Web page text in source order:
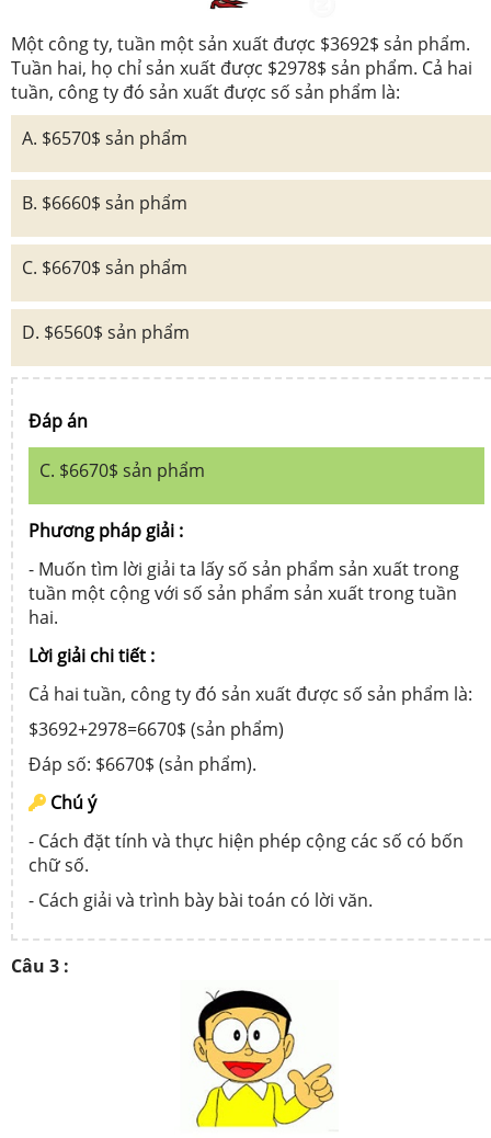
Một công ty, tuần một sản xuất được $3692$ sản phẩm.
Tuần hai, họ chỉ sản xuất được $2978$ sản phẩm. Cả hai
tuần, công ty đó sản xuất được số sản phẩm là:
A. $6570$ sản phẩm
B. $6660$ sản phẩm
C. $6670$ sản phẩm
D. $6560$ sản phẩm
Đáp án
C. $6670$ sản phẩm
Phương pháp giải :
- Muốn tìm lời giải ta lấy số sản phẩm sản xuất trong
tuần một cộng với số sản phẩm sản xuất trong tuần
hai.
Lời giải chi tiết :
Cả hai tuần, công ty đó sản xuất được số sản phẩm là:
$3692+2978=6670$ (sản phẩm)
Đáp số: $6670$ (sản phẩm).
Chú ý
- Cách đặt tính và thực hiện phép cộng các số có bốn
chữ số.
- Cách giải và trình bày bài toán có lời văn.
Câu 3 :